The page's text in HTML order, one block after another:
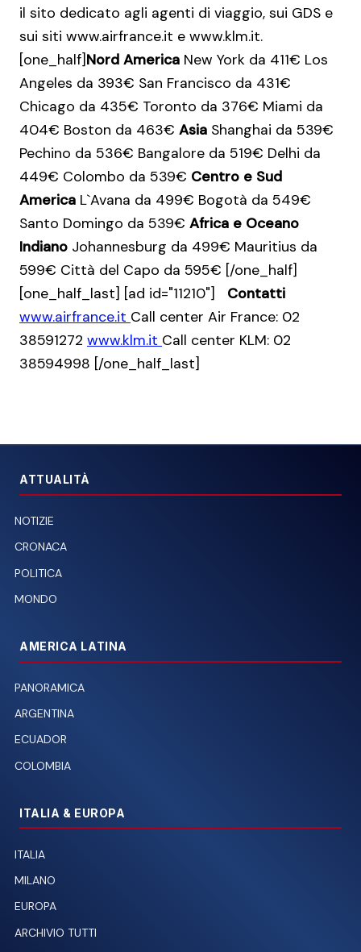
il sito dedicato agli agenti di viaggio, sui GDS e
sui siti www.airfrance.it e www.klm.it.
[one_half]Nord America New York da 411€ Los
Angeles da 393€ San Francisco da 431€
Chicago da 435€ Toronto da 376€ Miami da
404€ Boston da 463€ Asia Shanghai da 539€
Pechino da 536€ Bangalore da 519€ Delhi da
449€ Colombo da 539€ Centro e Sud
America L`Avana da 499€ Bogotà da 549€
Santo Domingo da 539€ Africa e Oceano
Indiano Johannesburg da 499€ Mauritius da
599€ Città del Capo da 595€ [/one_half]
[one_half_last] [ad id="11210"] Contatti
www.airfrance.it Call center Air France: 02
38591272 www.klm.it Call center KLM: 02
38594998 [/one_half_last]
ATTUALITÀ
NOTIZIE
CRONACA
POLITICA
MONDO
AMERICA LATINA
PANORAMICA
ARGENTINA
ECUADOR
COLOMBIA
ITALIA & EUROPA
ITALIA
MILANO
EUROPA
ARCHIVIO TUTTI